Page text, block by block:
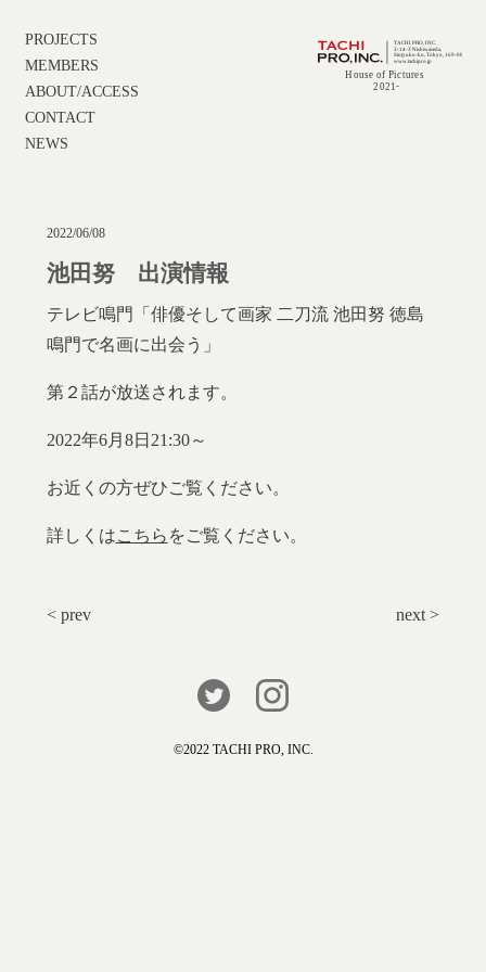
PROJECTS
MEMBERS
ABOUT/ACCESS
CONTACT
NEWS
2022/06/08
池田努 出演情報
テレビ鳴門「俳優そして画家 二刀流 池田努 徳島
鳴門で名画に出会う」
第２話が放送されます。
2022年6月8日21:30～
お近くの方ぜひご覧ください。
詳しくはこちら をご覧ください。
< prev next >
©️2022 TACHI PRO, INC.